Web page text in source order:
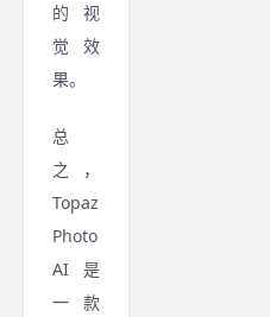
的视
觉效
果。
总
之，
Topaz
Photo
AI 是
一款